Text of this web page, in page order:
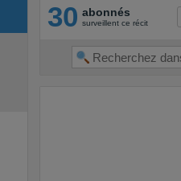
30 abonnés
surveillent ce récit